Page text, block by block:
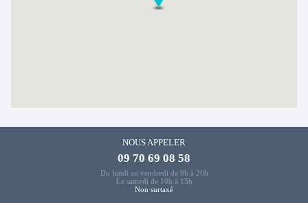
NOUS APPELER
09 70 69 08 58
Du lundi au vendredi de 8h à 20h
Le samedi de 10h à 15h
Non surtaxé